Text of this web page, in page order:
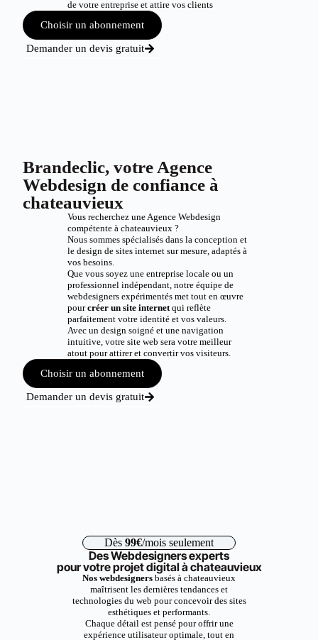
de votre entreprise et attire vos clients
Choisir un abonnement
Demander un devis gratuit
Brandeclic, votre Agence
Webdesign de confiance à
chateauvieux
Vous recherchez une Agence Webdesign
compétente à chateauvieux ?
Nous sommes spécialisés dans la conception et
le design de sites internet sur mesure, adaptés à
vos besoins.
Que vous soyez une entreprise locale ou un
professionnel indépendant, notre équipe de
webdesigners expérimentés met tout en œuvre
pourcréer un site internetqui reflète
parfaitement votre identité et vos valeurs.
Avec un design soigné et une navigation
intuitive, votre site web sera votre meilleur
atout pour attirer et convertir vos visiteurs.
Choisir un abonnement
Demander un devis gratuit
Dès 99€/mois seulement
Des Webdesigners experts
pour votre projet digital à chateauvieux
Nos webdesigners basés à chateauvieux
maîtrisent les dernières tendances et
technologies du web pour concevoir des sites
esthétiques et performants.
Chaque détail est pensé pour offrir une
expérience utilisateur optimale, tout en